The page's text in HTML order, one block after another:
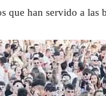
que han servido a las